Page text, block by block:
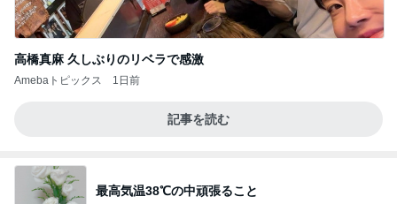
高橋真麻 久しぶりのリベラで感激
Amebaトピックス 1日前
記事を読む
最高気温38℃の中頑張ること